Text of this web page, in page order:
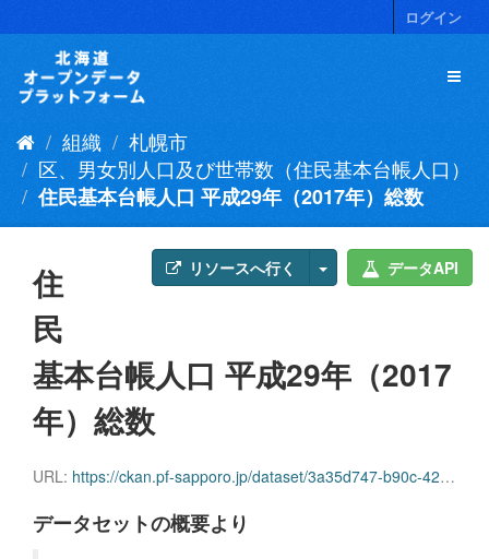
キ
ログイン
組織
札幌市
区、男女別人口及び世帯数（住民基本台帳人口）
住民基本台帳人口 平成29年（2017年）総数
リソースへ行く データAPI
住
民
基本台帳人口 平成29年（2017
年）総数
URL: https://ckan.pf-sapporo.jp/dataset/3a35d747-b90c-42b7-8b42-45911d465afb/resource/f56dd6be-e112-45a8-9b12-af6f8ac47b14/download/juuki201712sousu.csv
データセットの概要より